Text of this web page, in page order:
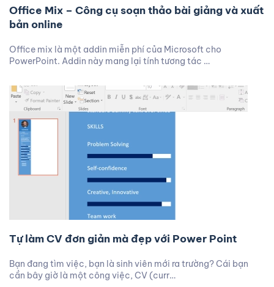
Office Mix – Công cụ soạn thảo bài giảng và xuất
bản online
Office mix là một addin miễn phí của Microsoft cho
PowerPoint. Addin này mang lại tính tương tác …
Tự làm CV đơn giản mà đẹp với Power Point
Bạn đang tìm việc, bạn là sinh viên mới ra trường? Cái bạn
cần bây giờ là một công việc, CV (curr…